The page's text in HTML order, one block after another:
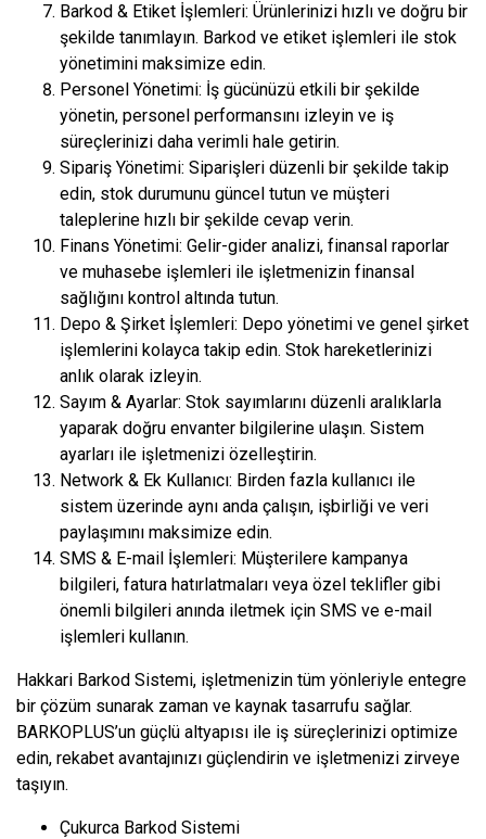
Barkod & Etiket İşlemleri: Ürünlerinizi hızlı ve doğru bir
şekilde tanımlayın. Barkod ve etiket işlemleri ile stok
yönetimini maksimize edin.
Personel Yönetimi: İş gücünüzü etkili bir şekilde
yönetin, personel performansını izleyin ve iş
süreçlerinizi daha verimli hale getirin.
Sipariş Yönetimi: Siparişleri düzenli bir şekilde takip
edin, stok durumunu güncel tutun ve müşteri
taleplerine hızlı bir şekilde cevap verin.
Finans Yönetimi: Gelir-gider analizi, finansal raporlar
ve muhasebe işlemleri ile işletmenizin finansal
sağlığını kontrol altında tutun.
Depo & Şirket İşlemleri: Depo yönetimi ve genel şirket
işlemlerini kolayca takip edin. Stok hareketlerinizi
anlık olarak izleyin.
Sayım & Ayarlar: Stok sayımlarını düzenli aralıklarla
yaparak doğru envanter bilgilerine ulaşın. Sistem
ayarları ile işletmenizi özelleştirin.
Network & Ek Kullanıcı: Birden fazla kullanıcı ile
sistem üzerinde aynı anda çalışın, işbirliği ve veri
paylaşımını maksimize edin.
SMS & E-mail İşlemleri: Müşterilere kampanya
bilgileri, fatura hatırlatmaları veya özel teklifler gibi
önemli bilgileri anında iletmek için SMS ve e-mail
işlemleri kullanın.
Hakkari Barkod Sistemi, işletmenizin tüm yönleriyle entegre
bir çözüm sunarak zaman ve kaynak tasarrufu sağlar.
BARKOPLUS’un güçlü altyapısı ile iş süreçlerinizi optimize
edin, rekabet avantajınızı güçlendirin ve işletmenizi zirveye
taşıyın.
Çukurca Barkod Sistemi